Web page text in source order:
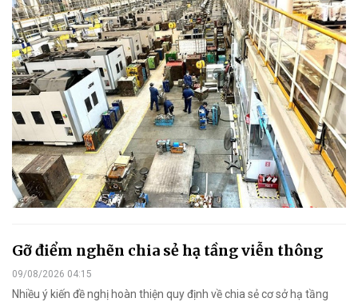
Gỡ điểm nghẽn chia sẻ hạ tầng viễn thông
09/08/2026 04:15
Nhiều ý kiến đề nghị hoàn thiện quy định về chia sẻ cơ sở hạ tầng